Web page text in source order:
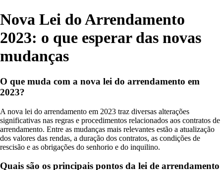
Nova Lei do Arrendamento
2023: o que esperar das novas
mudanças
O que muda com a nova lei do arrendamento em
2023?
A nova lei do arrendamento em 2023 traz diversas alterações
significativas nas regras e procedimentos relacionados aos contratos de
arrendamento. Entre as mudanças mais relevantes estão a atualização
dos valores das rendas, a duração dos contratos, as condições de
rescisão e as obrigações do senhorio e do inquilino.
Quais são os principais pontos da lei de arrendamento